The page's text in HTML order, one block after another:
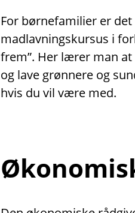
For børnefamilier er
madlavningskursus i
frem”. Her lærer man
og lave grønnere og
hvis du vil være med.